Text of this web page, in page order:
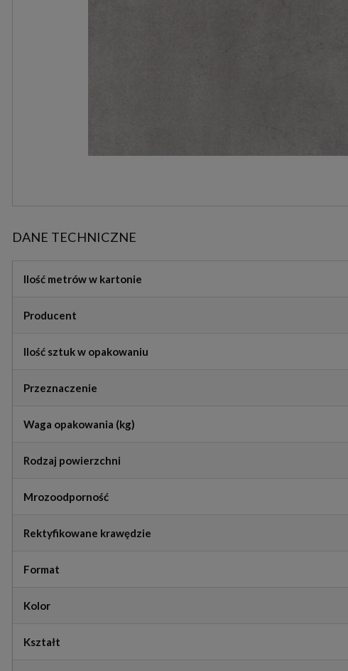
DANE TECHNICZNE
Ilość metrów w kartonie
Producent
Ilość sztuk w opakowaniu
Przeznaczenie
Waga opakowania (kg)
Rodzaj powierzchni
Mrozoodporność
Rektyfikowane krawędzie
Format
Kolor
Kształt